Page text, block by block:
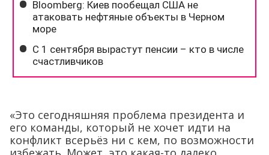
«Это сегодняшняя проблема президента и
его команды, который не хочет идти на
конфликт всерьёз ни с кем, по возможности